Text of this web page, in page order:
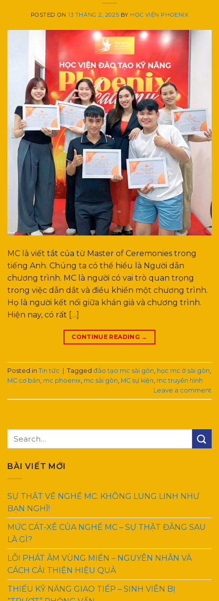
POSTED ON13 THÁNG 2, 2025 BY HỌC VIỆN PHOENIX
MC là viết tắt của từ Master of Ceremonies trong
tiếng Anh. Chúng ta có thể hiểu là Người dẫn
chương trình. MC là người có vai trò quan trọng
trong việc dẫn dắt và điều khiển một chương trình.
Họ là người kết nối giữa khán giả và chương trình.
Hiện nay, có rất […]
CONTINUE READING →
Posted in Tin tức | Tagged đào tạo mc sài gòn học mc ờ sài gòn
MC cơ bản mc phoenix mc sài gòn MC sự kiện mc truyền hình
Leave a comment
BÀI VIẾT MỚI
SỰ THẬT VỀ NGHỀ MC: KHÔNG LUNG LINH NHƯ
BẠN NGHĨ!
MỨC CÁT-XÊ CỦA NGHỀ MC – SỰ THẬT ĐẰNG SAU
LÀ GÌ?
LỖI PHÁT ÂM VÙNG MIỀN – NGUYÊN NHÂN VÀ
CÁCH CẢI THIỆN HIỆU QUẢ
THIẾU KỸ NĂNG GIAO TIẾP – SINH VIÊN BỊ